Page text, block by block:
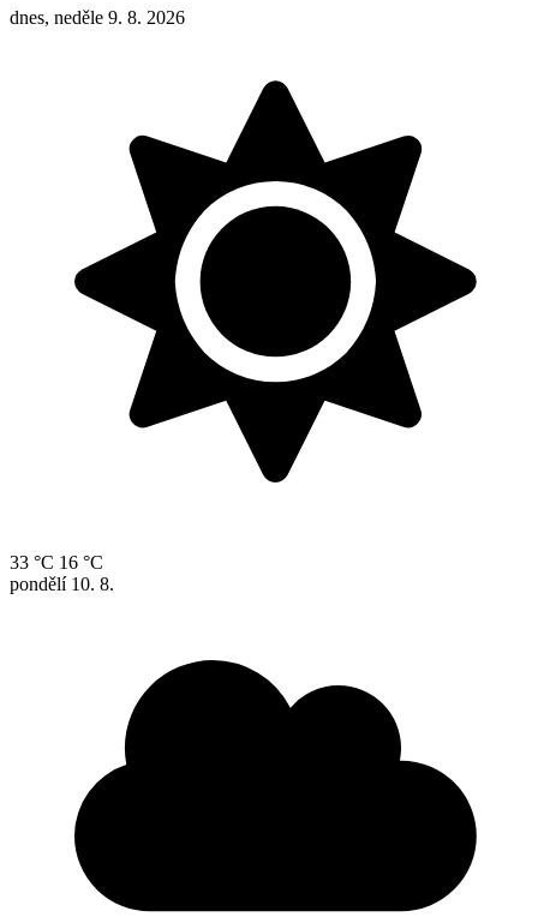
dnes, neděle 9. 8. 2026
33 °C 16 °C
pondělí 10. 8.